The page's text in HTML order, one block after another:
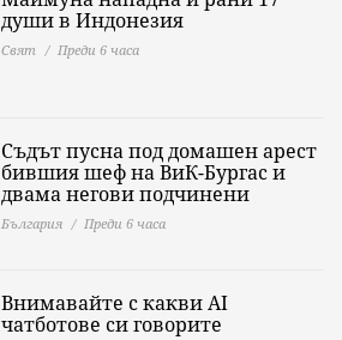
души в Индонезия
Свят Преди 6 часа
Съдът пусна под домашен арест
бившия шеф на ВиК-Бургас и
двама негови подчинени
България Преди 6 часа
Внимавайте с какви AI
чатботове си говорите